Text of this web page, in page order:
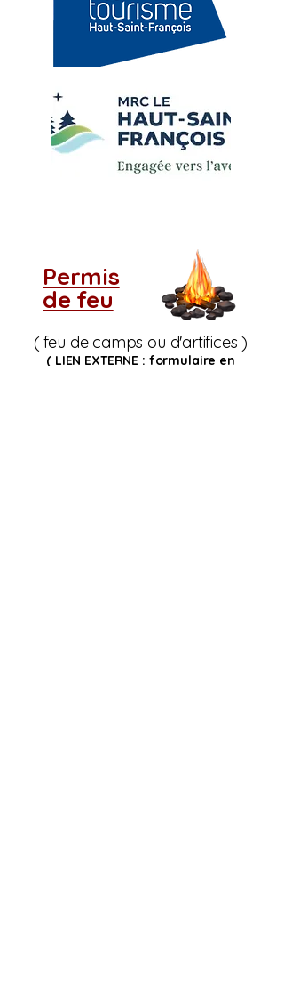
Permis
de feu
( feu de camps ou d'artifices )
( LIEN EXTERNE : formulaire en